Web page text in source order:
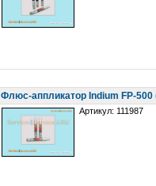
Флюс-аппликатор Indium FP-500
Артикул: 111987